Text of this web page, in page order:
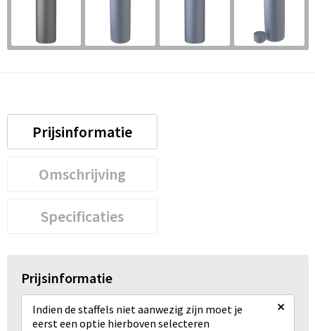
Prijsinformatie
Omschrijving
Specificaties
Prijsinformatie
Indien de staffels niet aanwezig zijn moet je
eerst een optie hierboven selecteren
×